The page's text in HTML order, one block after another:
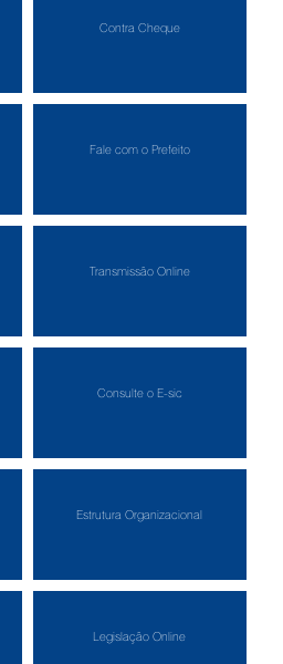
Contra Cheque
Fale com o Prefeito
Transmissão Online
Consulte o E-sic
Estrutura Organizacional
Legislação Online